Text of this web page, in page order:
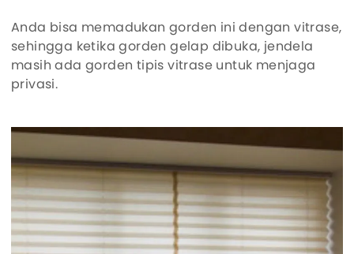
Anda bisa memadukan gorden ini dengan vitrase,
sehingga ketika gorden gelap dibuka, jendela
masih ada gorden tipis vitrase untuk menjaga
privasi.